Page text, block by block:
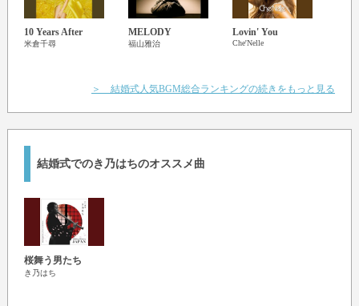
10 Years After
米倉千尋
MELODY
福山雅治
Lovin' You
Che'Nelle
＞ 結婚式人気BGM総合ランキングの続きをもっと見る
結婚式でのき乃はちのオススメ曲
桜舞う男たち
き乃はち